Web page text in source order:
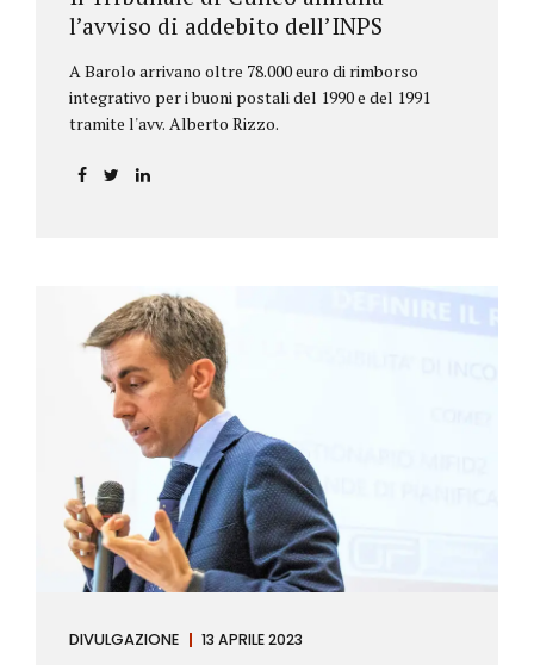
l’avviso di addebito dell’INPS
A Barolo arrivano oltre 78.000 euro di rimborso
integrativo per i buoni postali del 1990 e del 1991
tramite l'avv. Alberto Rizzo.
DIVULGAZIONE 13 APRILE 2023